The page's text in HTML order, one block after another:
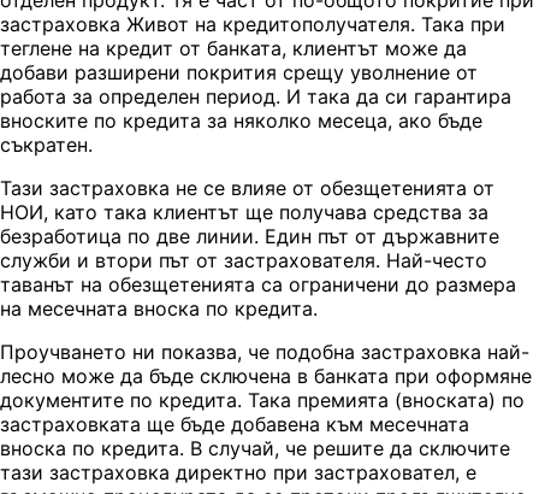
застраховка Живот на кредитополучателя. Така при
теглене на кредит от банката, клиентът може да
добави разширени покрития срещу уволнение от
работа за определен период. И така да си гарантира
вноските по кредита за няколко месеца, ако бъде
съкратен.
Тази застраховка не се влияе от обезщетенията от
НОИ, като така клиентът ще получава средства за
безработица по две линии. Един път от държавните
служби и втори път от застрахователя. Най-често
таванът на обезщетенията са ограничени до размера
на месечната вноска по кредита.
Проучването ни показва, че подобна застраховка най-
лесно може да бъде сключена в банката при оформяне
документите по кредита. Така премията (вноската) по
застраховката ще бъде добавена към месечната
вноска по кредита. В случай, че решите да сключите
тази застраховка директно при застраховател, е